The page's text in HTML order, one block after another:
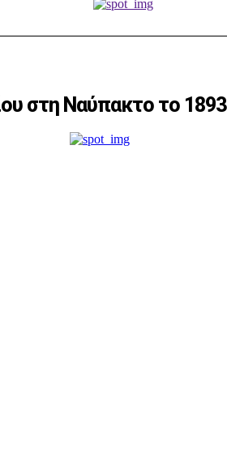
στη Ναύπακτο το 1893